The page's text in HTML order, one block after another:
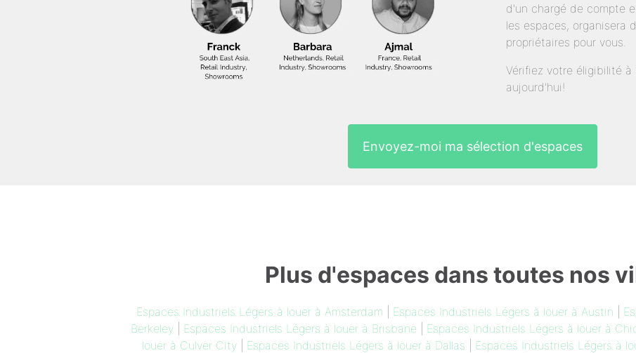
d'un chargé de compte
les espaces, organisera
propriétaires pour vous.
Vérifiez votre éligibilité à
aujourd'hui!
Envoyez-moi ma sélection d'espaces
Plus d'espaces dans toutes nos
Espaces Industriels Légers à louer à Amsterdam Espaces Industriels Légers à louer à Austin
Berkeley| Espaces Industriels Légers à louer à Brisbane Espaces Industriels Légers à louer à
louer à Culver City
Espaces Industriels Légers à louer à Dallas Espaces Industriels Légers à